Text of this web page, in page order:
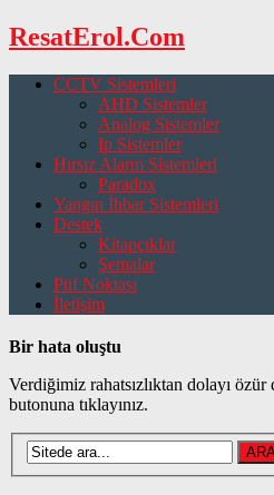
ResatErol.Com
CCTV Sistemleri
AHD Sistemler
Analog Sistemler
Ip Sistemler
Hırsız Alarm Sistemleri
Paradox
Yangın İhbar Sistemleri
Destek
Kitapçıklar
Şemalar
Püf Noktası
İletişim
Bir hata oluştu
Verdiğimiz rahatsızlıktan dolayı özür
butonuna tıklayınız.